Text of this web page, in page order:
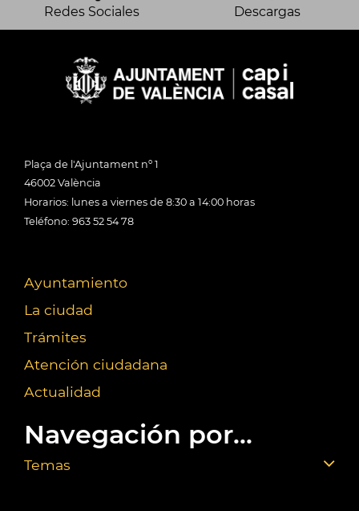
Redes Sociales Descargas
Plaça de l'Ajuntament nº 1
46002 València
Horarios: lunes a viernes de 8:30 a 14:00 horas
Teléfono: 963 52 54 78
Ayuntamiento
La ciudad
Trámites
Atención ciudadana
Actualidad
Navegación por...
Temas